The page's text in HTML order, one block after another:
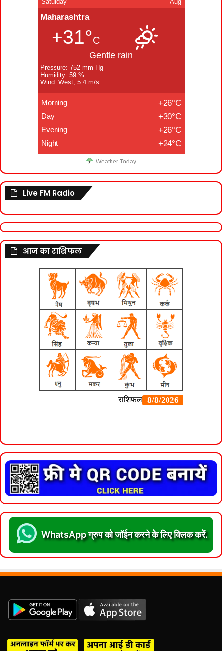
Saturday Aug
Maharashtra
+31°C
Gentle rain
Pressure: 752 mm Hg
Humidity: 59 %
Wind: West, 5.4 m/s
Morning +26°C
Day +30°C
Evening +26°C
Night +24°C
Weather Today
Live FM Radio
आज का राशिफल
WhatsApp ग्रुप को जॉईन करने के लिए क्लिक करें.